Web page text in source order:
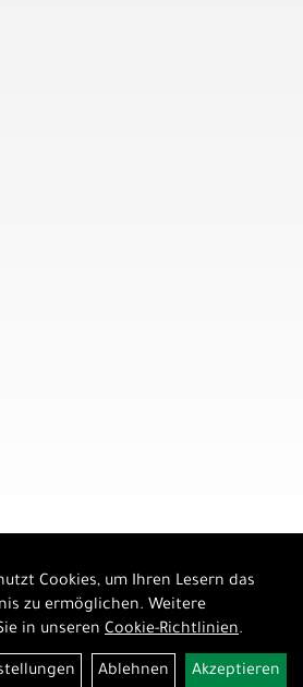
Cookies, um Ihren Lesern das
zu ermöglichen. Weitere
in unseren Cookie-Richtlinien.
Ablehnen Akzeptieren
Auftrag widerrufen